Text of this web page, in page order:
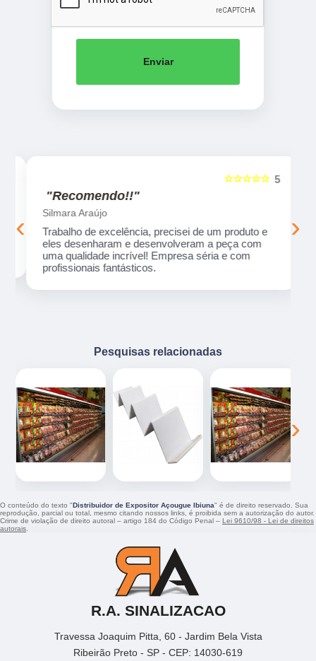
Enviar
5
☆☆☆☆☆
"Recomendo!!"
Silmara Araújo
Trabalho de excelência, precisei de um produto e
eles desenharam e desenvolveram a peça com
uma qualidade incrível! Empresa séria e com
profissionais fantásticos.
‹ ›
Pesquisas relacionadas
‹ ›
O conteúdo do texto "Distribuidor de Expositor Açougue Ibiuna" é de direito reservado. Sua
reprodução, parcial ou total, mesmo citando nossos links, é proibida sem a autorização do autor.
Crime de violação de direito autoral – artigo 184 do Código Penal – Lei 9610/98 - Lei de direitos
autorais.
R.A. SINALIZACAO
Travessa Joaquim Pitta, 60 - Jardim Bela Vista
Ribeirão Preto - SP - CEP: 14030-619